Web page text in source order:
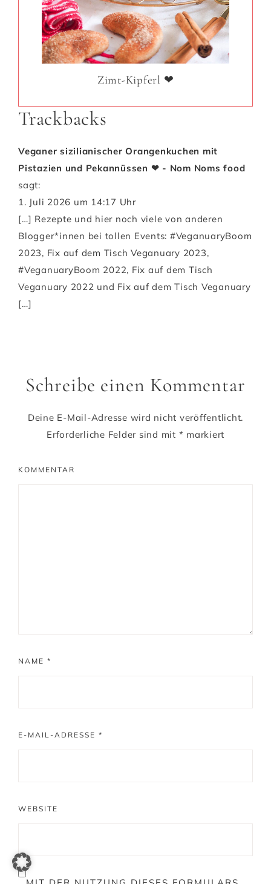
Zimt-Kipferl ❤
Trackbacks
Veganer sizilianischer Orangenkuchen mit
Pistazien und Pekannüssen ❤ - Nom Noms food
sagt:
1. Juli 2026 um 14:17 Uhr
[…] Rezepte und hier noch viele von anderen
Blogger*innen bei tollen Events: #VeganuaryBoom
2023, Fix auf dem Tisch Veganuary 2023,
#VeganuaryBoom 2022, Fix auf dem Tisch
Veganuary 2022 und Fix auf dem Tisch Veganuary
[…]
Schreibe einen Kommentar
Deine E-Mail-Adresse wird nicht veröffentlicht.
Erforderliche Felder sind mit * markiert
KOMMENTAR
NAME *
E-MAIL-ADRESSE *
WEBSITE